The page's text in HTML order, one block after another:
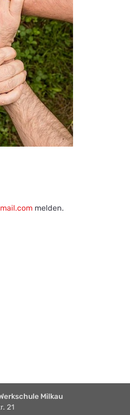
melden.
Milkau
21